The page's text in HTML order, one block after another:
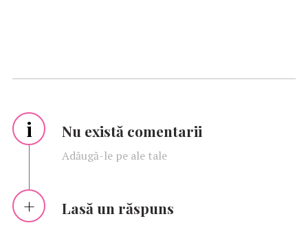
i Nu există comentarii
Adăugă-le pe ale tale
Lasă un răspuns